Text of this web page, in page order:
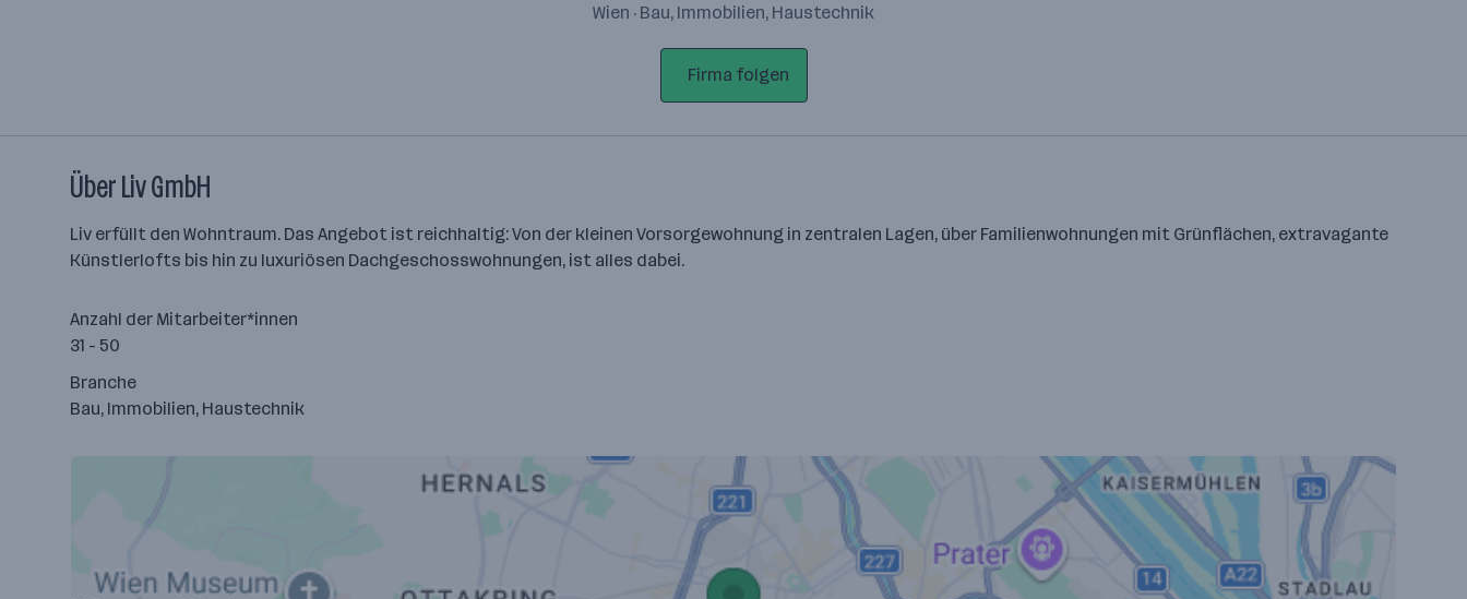
Wien · Bau, Immobilien, Haustechnik
Firma folgen
Über Liv GmbH
Liv erfüllt den Wohntraum. Das Angebot ist reichhaltig: Von der kleinen Vorsorgewohnung in zentralen Lagen, über Familienwohnungen mit Grünflächen, extravagante
Künstlerlofts bis hin zu luxuriösen Dachgeschosswohnungen, ist alles dabei.
Anzahl der Mitarbeiter*innen
31 - 50
Branche
Bau, Immobilien, Haustechnik